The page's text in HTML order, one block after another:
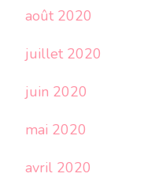
août 2020
juillet 2020
juin 2020
mai 2020
avril 2020